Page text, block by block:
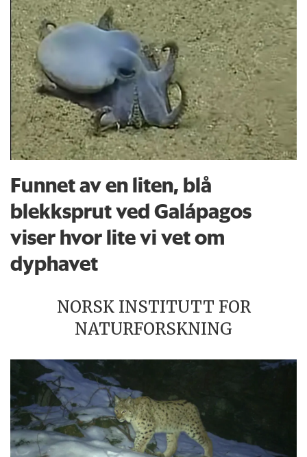
Funnet av en liten, blå
blekksprut ved Galápagos
viser hvor lite vi vet om
dyphavet
NORSK INSTITUTT FOR
NATURFORSKNING